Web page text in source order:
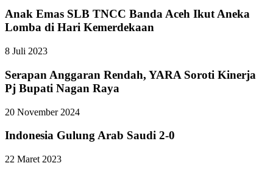
Anak Emas SLB TNCC Banda Aceh Ikut Aneka
Lomba di Hari Kemerdekaan
8 Juli 2023
Serapan Anggaran Rendah, YARA Soroti Kinerja
Pj Bupati Nagan Raya
20 November 2024
Indonesia Gulung Arab Saudi 2-0
22 Maret 2023